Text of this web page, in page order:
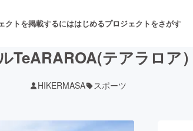
クトを掲載するにははじめるプロジェクトをさがす
TeARAROA(テアラロア
HIKERMASA スポーツ